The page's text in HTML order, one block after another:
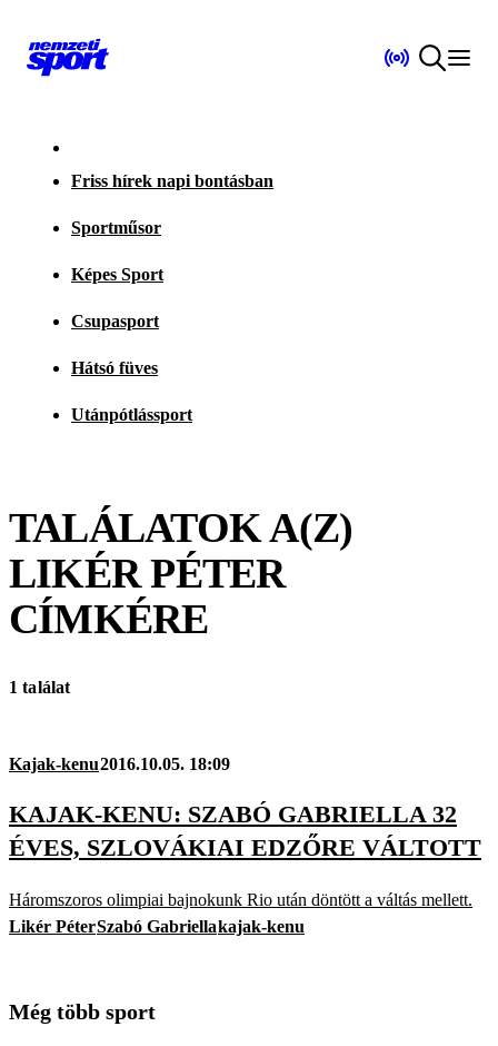
Friss hírek napi bontásban
Sportműsor
Képes Sport
Csupasport
Hátsó füves
Utánpótlássport
TALÁLATOK A(Z)
LIKÉR PÉTER
CÍMKÉRE
1 találat
Kajak-kenu2016.10.05. 18:09
KAJAK-KENU: SZABÓ GABRIELLA 32
ÉVES, SZLOVÁKIAI EDZŐRE VÁLTOTT
Háromszoros olimpiai bajnokunk Rio után döntött a váltás mellett.
Likér PéterSzabó Gabriellakajak-kenu
Még több sport